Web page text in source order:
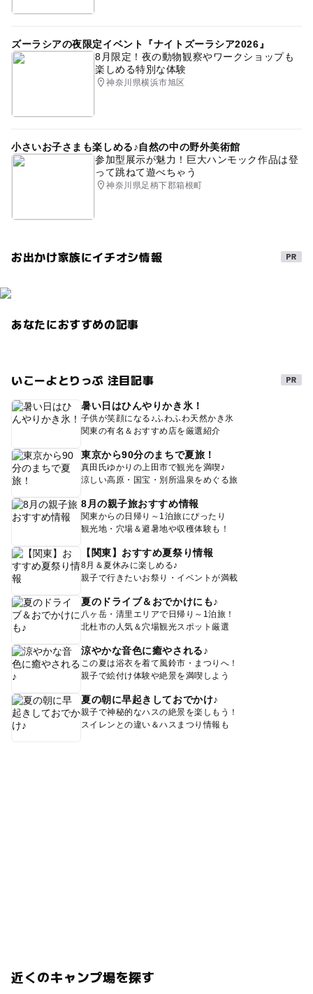
ズーラシアの夜限定イベント『ナイトズーラシア2026』
8月限定！夜の動物観察やワークショップも
楽しめる特別な体験
神奈川県横浜市旭区
小さいお子さまも楽しめる♪自然の中の野外美術館
参加型展示が魅力！巨大ハンモック作品は登
って跳ねて遊べちゃう
神奈川県足柄下郡箱根町
お出かけ家族にイチオシ情報
あなたにおすすめの記事
いこーよとりっぷ 注目記事
暑い日はひんやりかき氷！
子供が笑顔になる♪ふわふわ天然かき氷
関東の有名＆おすすめ店を厳選紹介
東京から90分のまちで夏旅！
真田氏ゆかりの上田市で観光を満喫♪
涼しい高原・国宝・別所温泉をめぐる旅
8月の親子旅おすすめ情報
関東からの日帰り～1泊旅にぴったり
観光地・穴場＆避暑地や収穫体験も！
【関東】おすすめ夏祭り情報
8月＆夏休みに楽しめる♪
親子で行きたいお祭り・イベントが満載
夏のドライブ＆おでかけにも♪
八ヶ岳・清里エリアで日帰り～1泊旅！
北杜市の人気＆穴場観光スポット厳選
涼やかな音色に癒やされる♪
この夏は浴衣を着て風鈴市・まつりへ！
親子で絵付け体験や絶景を満喫しよう
夏の朝に早起きしておでかけ♪
親子で神秘的なハスの絶景を楽しもう！
スイレンとの違い＆ハスまつり情報も
近くのキャンプ場を探す